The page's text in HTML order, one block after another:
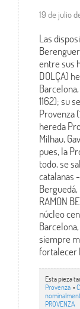
19 de julio
Las
entre sus
DOLÇA)
Barcelona,
1162); su
Provenza
hereda
Milhau,
pues, la
todo, se
catalanas
RAMON
núcleo
siempre
fortalecer
Esta pieza
Provenza •
PROVENZA